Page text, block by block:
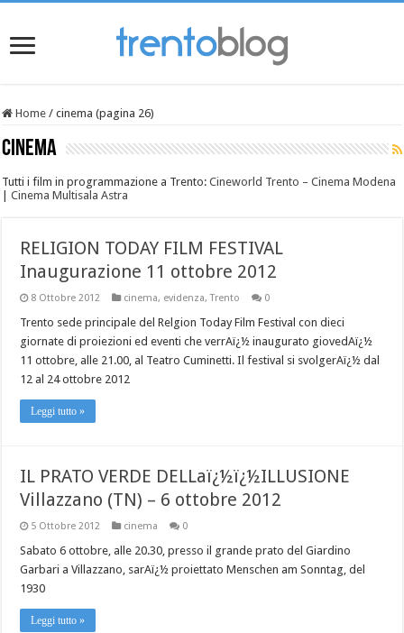
Home / cinema (pagina 26)
cinema
Tutti i film in programmazione a Trento:Cineworld Trento – Cinema Modena
|Cinema Multisala Astra
RELIGION TODAY FILM FESTIVAL
Inaugurazione 11 ottobre 2012
8 Ottobre 2012 cinema, evidenza,Trento 0
Trento sede principale del Relgion Today Film Festival con dieci
giornate di proiezioni ed eventi che verrAï¿½ inaugurato giovedAï¿½
11 ottobre, alle 21.00, al Teatro Cuminetti. Il festival si svolgerAï¿½ dal
12 al 24 ottobre 2012
Leggi tutto »
IL PRATO VERDE DELLaï¿½ï¿½ILLUSIONE
Villazzano (TN) – 6 ottobre 2012
5 Ottobre 2012 cinema 0
Sabato 6 ottobre, alle 20.30, presso il grande prato del Giardino
Garbari a Villazzano, sarAï¿½ proiettato Menschen am Sonntag, del
1930
Leggi tutto »